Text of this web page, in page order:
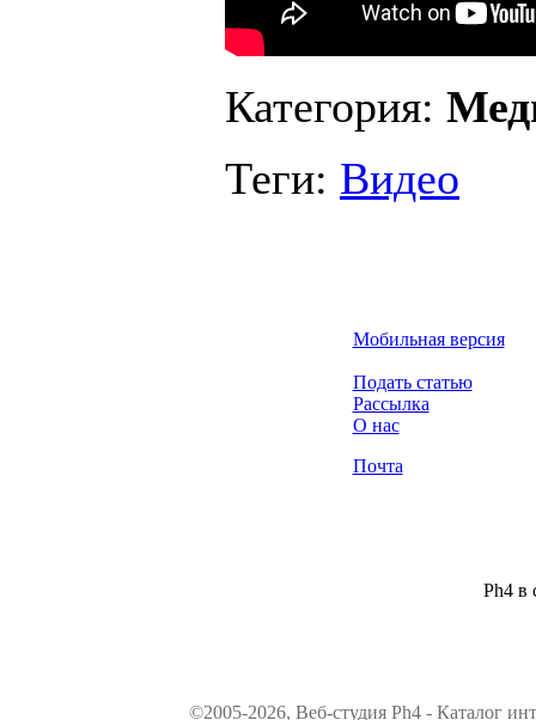
Категория:
Теги: Видео
Мобильная версия
Подать статью
Рассылка
О нас
Почта
Ph4 в
©2005-2026, Веб-студия Ph4 - Каталог